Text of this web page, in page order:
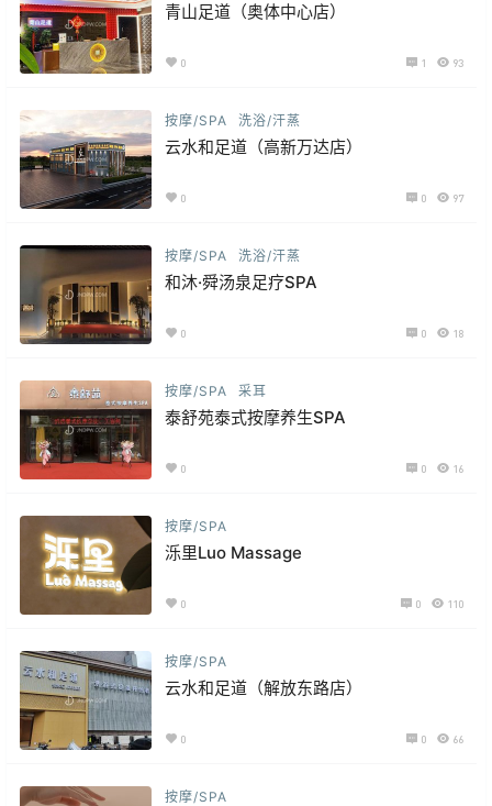
青山足道（奥体中心店）
0 1 93
按摩/SPA 洗浴/汗蒸
云水和足道（高新万达店）
0 0 97
按摩/SPA 洗浴/汗蒸
和沐·舜汤泉足疗SPA
0 0 18
按摩/SPA 采耳
泰舒苑泰式按摩养生SPA
0 0 16
按摩/SPA
泺里Luo Massage
0 0 110
按摩/SPA
云水和足道（解放东路店）
0 0 66
按摩/SPA